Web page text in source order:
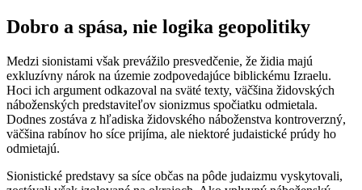
Dobro a spása, nie logika geopolitiky
Medzi sionistami však prevážilo presvedčenie, že židia majú
exkluzívny nárok na územie zodpovedajúce biblickému Izraelu.
Hoci ich argument odkazoval na sväté texty, väčšina židovských
náboženských predstaviteľov sionizmus spočiatku odmietala.
Dodnes zostáva z hľadiska židovského náboženstva kontroverzný,
väčšina rabínov ho síce prijíma, ale niektoré judaistické prúdy ho
odmietajú.
Sionistické predstavy sa síce občas na pôde judaizmu vyskytovali,